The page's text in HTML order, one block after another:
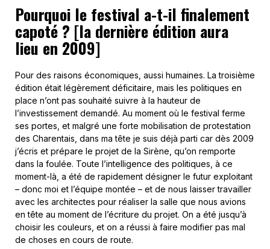
Pourquoi le festival a-t-il finalement
capoté ? [la dernière édition aura
lieu en 2009]
Pour des raisons économiques, aussi humaines. La troisième
édition était légèrement déficitaire, mais les politiques en
place n’ont pas souhaité suivre à la hauteur de
l’investissement demandé. Au moment où le festival ferme
ses portes, et malgré une forte mobilisation de protestation
des Charentais, dans ma tête je suis déjà parti car dès 2009
j’écris et prépare le projet de la Sirène, qu’on remporte
dans la foulée. Toute l’intelligence des politiques, à ce
moment-là, a été de rapidement désigner le futur exploitant
– donc moi et l’équipe montée – et de nous laisser travailler
avec les architectes pour réaliser la salle que nous avions
en tête au moment de l’écriture du projet. On a été jusqu’à
choisir les couleurs, et on a réussi à faire modifier pas mal
de choses en cours de route.